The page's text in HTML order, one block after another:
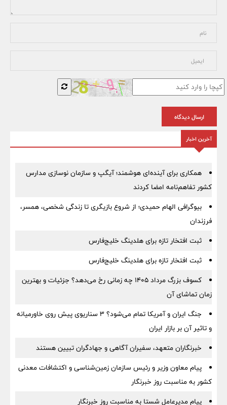
ارسال دیدگاه
آخرین اخبار
همکاری برای آینده‌ای هوشمند؛ آیگپ و سازمان نوسازی مدارس
کشور تفاهم‌نامه امضا کردند
بیوگرافی الهام حمیدی؛ از شروع بازیگری تا زندگی شخصی، همسر،
فرزندان
ثبت افتخار تازه برای هلدینگ خلیج‌فارس
ثبت افتخار تازه برای هلدینگ خلیج‌فارس
کسوف بزرگ مرداد ۱۴۰۵ چه زمانی رخ می‌دهد؟ جزئیات و بهترین
زمان تماشای آن
جنگ ایران و آمریکا تمام می‌شود؟ ۳ سناریوی پیش روی خاورمیانه
و تاثیر آن بر بازار ایران
خبرنگاران متعهد، سفیران آگاهی و جهادگران تبیین هستند
پیام معاون وزیر و رئیس سازمان زمین‌شناسی و اکتشافات معدنی
کشور به مناسبت روز خبرنگار
پیام مدیرعامل شستا به مناسبت روز خبرنگار